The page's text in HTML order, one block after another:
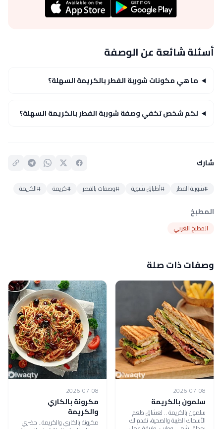
أسئلة شائعة عن الوصفة
ما هي مكونات شوربة الفطر بالكريمة السهلة؟
لكم شخص تكفي وصفة شوربة الفطر بالكريمة السهلة؟
شارك
#شوربة الفطر #أطباق شتوية #وصفات بالفطر #كريمة #الكريمة
المطبخ
المطبخ الغربي
وصفات ذات صلة
2026-07-08
سلمون بالكريمة
سلمون بالكريمة .. لعشاق طعم
الأسماك الطيبة والصحية، نقدم لك
2026-07-08
مكرونة بالكاري
والكريمة
مكرونة بالكاري والكريمة.. حضري